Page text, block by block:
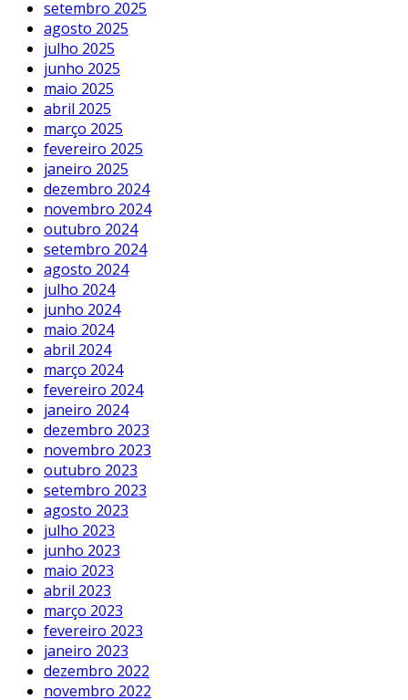
setembro 2025
agosto 2025
julho 2025
junho 2025
maio 2025
abril 2025
março 2025
fevereiro 2025
janeiro 2025
dezembro 2024
novembro 2024
outubro 2024
setembro 2024
agosto 2024
julho 2024
junho 2024
maio 2024
abril 2024
março 2024
fevereiro 2024
janeiro 2024
dezembro 2023
novembro 2023
outubro 2023
setembro 2023
agosto 2023
julho 2023
junho 2023
maio 2023
abril 2023
março 2023
fevereiro 2023
janeiro 2023
dezembro 2022
novembro 2022